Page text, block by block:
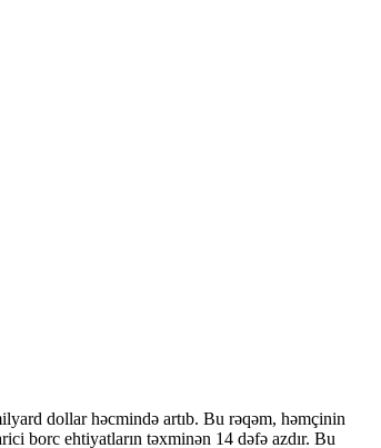
dollar həcmində artıb. Bu rəqəm, həmçinin
borc ehtiyatların təxminən 14 dəfə azdır. Bu